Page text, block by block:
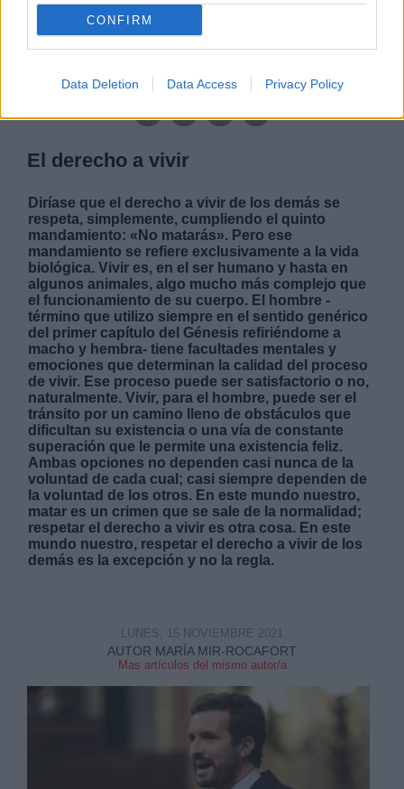
CONFIRM
Data Deletion Data Access Privacy Policy
LABERINTO ESPAÑOL | LABERINTO ESPAÑOL
El derecho a vivir
Diríase que el derecho a vivir de los demás se
respeta, simplemente, cumpliendo el quinto
mandamiento: «No matarás». Pero ese
mandamiento se refiere exclusivamente a la vida
biológica. Vivir es, en el ser humano y hasta en
algunos animales, algo mucho más complejo que
el funcionamiento de su cuerpo. El hombre -
término que utilizo siempre en el sentido genérico
del primer capítulo del Génesis refiriéndome a
macho y hembra- tiene facultades mentales y
emociones que determinan la calidad del proceso
de vivir. Ese proceso puede ser satisfactorio o no,
naturalmente. Vivir, para el hombre, puede ser el
tránsito por un camino lleno de obstáculos que
dificultan su existencia o una vía de constante
superación que le permite una existencia feliz.
Ambas opciones no dependen casi nunca de la
voluntad de cada cual; casi siempre dependen de
la voluntad de los otros. En este mundo nuestro,
matar es un crimen que se sale de la normalidad;
respetar el derecho a vivir es otra cosa. En este
mundo nuestro, respetar el derecho a vivir de los
demás es la excepción y no la regla.
AUTOR MARÍA MIR-ROCAFORT
Mas artículos del mismo autor/a
LUNES, 15 NOVIEMBRE 2021